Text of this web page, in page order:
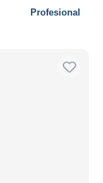
Profesional